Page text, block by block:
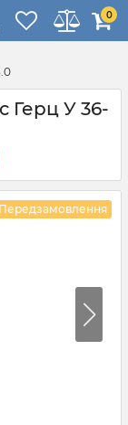
0
Герц У 36-
Передзамовлення